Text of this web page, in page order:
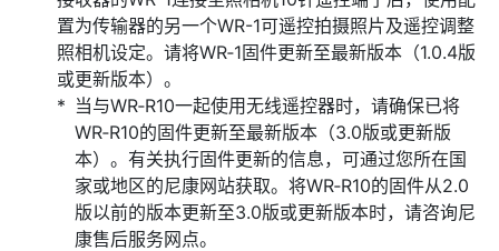
置为传输器的另一个WR-1可遥控拍摄照片及遥控调整
照相机设定。请将WR‑1固件更新至最新版本（1.0.4版
或更新版本）。
当与WR‑R10一起使用无线遥控器时，请确保已将
WR‑R10的固件更新至最新版本（3.0版或更新版
本）。有关执行固件更新的信息，可通过您所在国
家或地区的尼康网站获取。将WR‑R10的固件从2.0
版以前的版本更新至3.0版或更新版本时，请咨询尼
康售后服务网点。